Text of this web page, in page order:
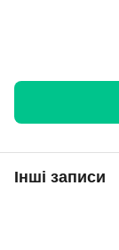
Інші записи